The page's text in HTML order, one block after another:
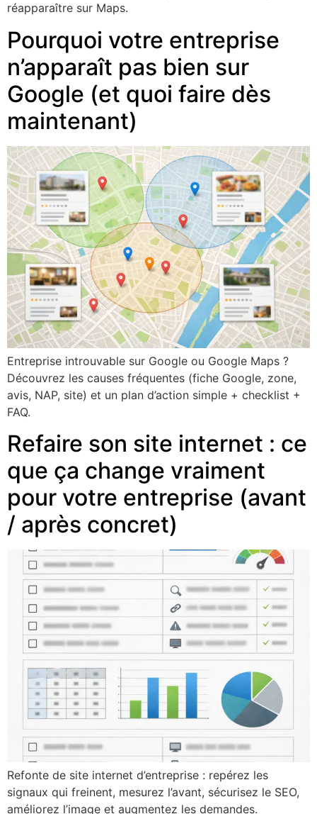
réapparaître sur Maps.
Pourquoi votre entreprise
n’apparaît pas bien sur
Google (et quoi faire dès
maintenant)
Entreprise introuvable sur Google ou Google Maps ?
Découvrez les causes fréquentes (fiche Google, zone,
avis, NAP, site) et un plan d’action simple + checklist +
FAQ.
Refaire son site internet : ce
que ça change vraiment
pour votre entreprise (avant
/ après concret)
Refonte de site internet d’entreprise : repérez les
signaux qui freinent, mesurez l’avant, sécurisez le SEO,
améliorez l’image et augmentez les demandes.